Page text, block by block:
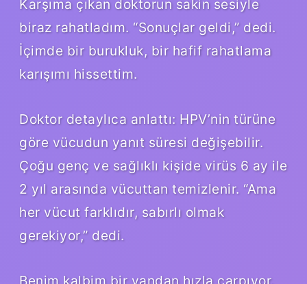
Karşıma çıkan doktorun sakin sesiyle
biraz rahatladım. “Sonuçlar geldi,” dedi.
İçimde bir burukluk, bir hafif rahatlama
karışımı hissettim.
Doktor detaylıca anlattı: HPV’nin türüne
göre vücudun yanıt süresi değişebilir.
Çoğu genç ve sağlıklı kişide virüs 6 ay ile
2 yıl arasında vücuttan temizlenir. “Ama
her vücut farklıdır, sabırlı olmak
gerekiyor,” dedi.
Benim kalbim bir yandan hızla çarpıyor,